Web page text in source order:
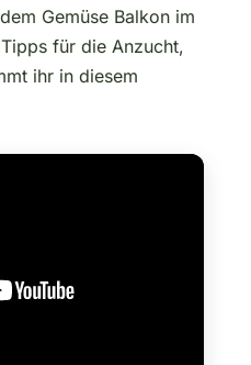
Gemüse Balkon im
für die Anzucht,
ihr in diesem